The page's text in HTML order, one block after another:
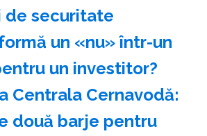
de securitate
un «nu» într-un
un investitor?
Centrala Cernavodă:
două barje pentru